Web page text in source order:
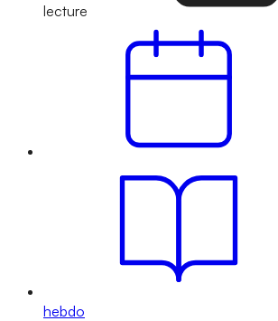
lecture
hebdo